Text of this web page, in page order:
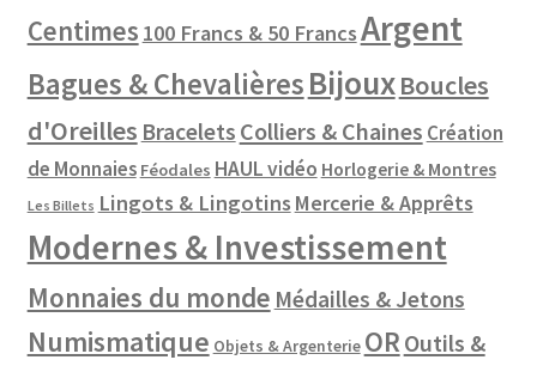
Centimes 100 Francs & 50 FrancsArgent
Bagues & ChevalièresBijouxBoucles
d'Oreilles Bracelets Colliers & Chaines Création
de Monnaies Féodales HAUL vidéo Horlogerie & Montres
Les Billets Lingots & Lingotins Mercerie & Apprêts
Modernes & Investissement
Monnaies du monde Médailles & Jetons
Numismatique Objets & Argenterie OR Outils &